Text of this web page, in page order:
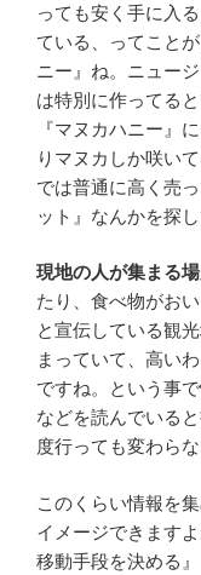
っても安く手に入
ている、ってこと
ニー』ね。ニュー
は特別に作ってる
『マヌカハニー』
りマヌカしか咲い
では普通に高く売
ット』なんかを探
現地の人が集まる
たり、食べ物がお
と宣伝している観
まっていて、高い
ですね。という事
などを読んでいる
度行っても変わら
このくらい情報を
イメージできます
移動手段を決める